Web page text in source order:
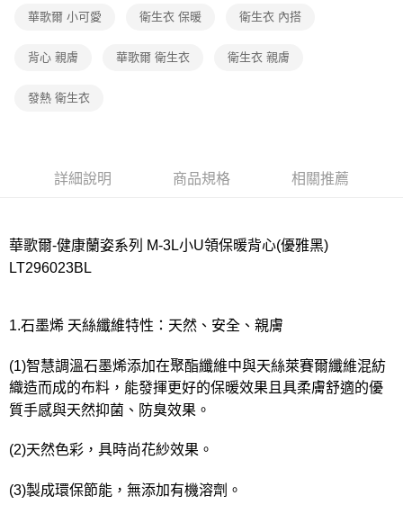
每筆NT$80，滿NT$1,000(含以上)免運費
離島
每筆NT$80，滿NT$1,000(含以上)免運費
華歌爾 小可愛 衛生衣 保暖 衛生衣 內搭
背心 親膚 華歌爾 衛生衣 衛生衣 親膚
發熱 衛生衣
詳細說明 商品規格 相關推薦
華歌爾-健康蘭姿系列 M-3L小U領保暖背心(優雅黑)
LT296023BL
1.石墨烯 天絲纖維特性：天然、安全、親膚
(1)智慧調溫石墨烯添加在聚酯纖維中與天絲萊賽爾纖維混紡
織造而成的布料，能發揮更好的保暖效果且具柔膚舒適的優
質手感與天然抑菌、防臭效果。
(2)天然色彩，具時尚花紗效果。
(3)製成環保節能，無添加有機溶劑。